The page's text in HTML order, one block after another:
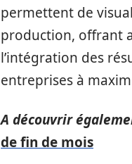
permettent de
production, offrant
l’intégration des
entreprises à
A découvrir
de fin de mois